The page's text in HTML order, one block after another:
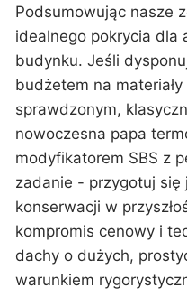
Podsumowując nasze
idealnego pokrycia dla
budynku. Jeśli
budżetem na
sprawdzonym,
nowoczesna papa
modyfikatorem SBS z
zadanie - przygotuj się
konserwacji w
kompromis cenowy i
dachy o dużych,
warunkiem